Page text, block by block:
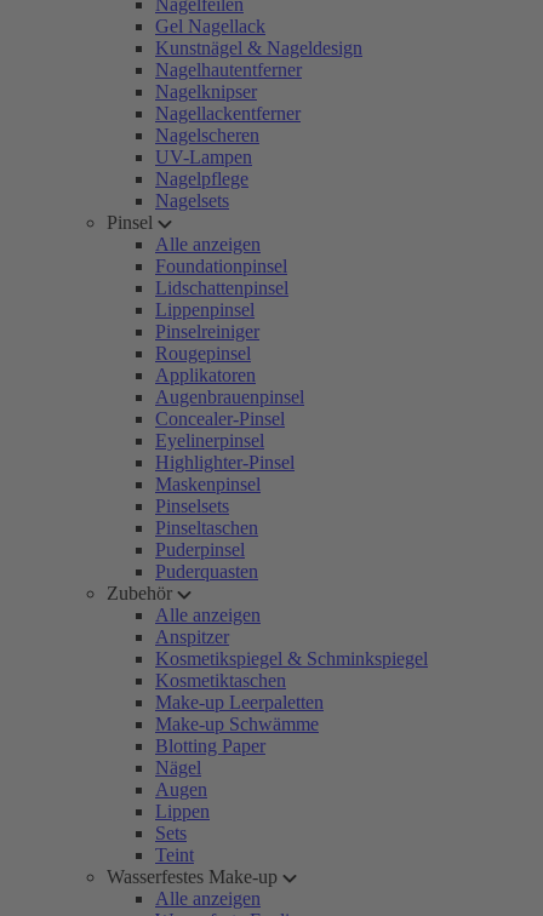
Nagelfeilen
Gel Nagellack
Kunstnägel & Nageldesign
Nagelhautentferner
Nagelknipser
Nagellackentferner
Nagelscheren
UV-Lampen
Nagelpflege
Nagelsets
Pinsel
Alle anzeigen
Foundationpinsel
Lidschattenpinsel
Lippenpinsel
Pinselreiniger
Rougepinsel
Applikatoren
Augenbrauenpinsel
Concealer-Pinsel
Eyelinerpinsel
Highlighter-Pinsel
Maskenpinsel
Pinselsets
Pinseltaschen
Puderpinsel
Puderquasten
Zubehör
Alle anzeigen
Anspitzer
Kosmetikspiegel & Schminkspiegel
Kosmetiktaschen
Make-up Leerpaletten
Make-up Schwämme
Blotting Paper
Nägel
Augen
Lippen
Sets
Teint
Wasserfestes Make-up
Alle anzeigen